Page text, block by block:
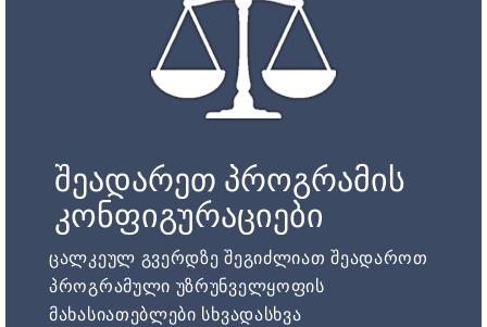
შეადარეთ პროგრამის
კონფიგურაციები
ცალკეულ გვერდზე შეგიძლიათ შეადაროთ
პროგრამული უზრუნველყოფის
მახასიათებლები სხვადასხვა